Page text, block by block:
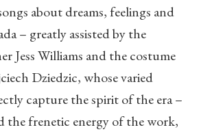
about dreams, feelings and
– greatly assisted by the
Jess Williams and the costume
Dziedzic, whose varied
capture the spirit of the era –
the frenetic energy of the work,